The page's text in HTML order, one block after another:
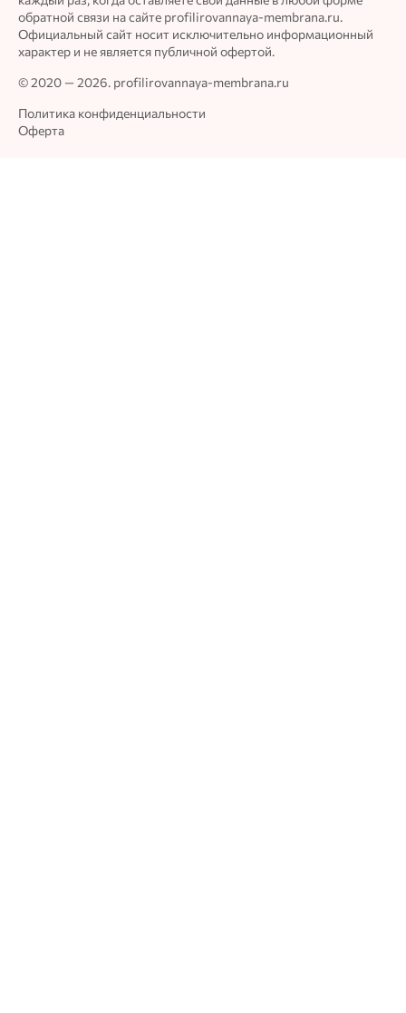
обратной связи на сайте profilirovannaya-membrana.ru.
Официальный сайт носит исключительно информационный
характер и не является публичной офертой.
© 2020 — 2026. profilirovannaya-membrana.ru
Политика конфиденциальности
Оферта